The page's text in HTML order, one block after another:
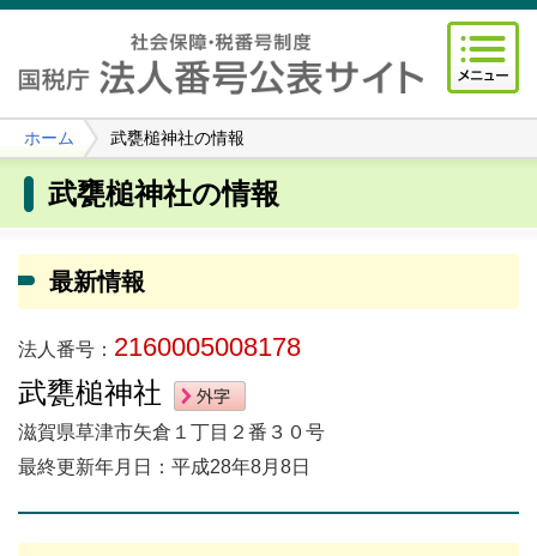
ホーム 武甕槌神社の情報
武甕槌神社の情報
最新情報
法人番号： 2160005008178
武甕槌神社
滋賀県草津市矢倉１丁目２番３０号
最終更新年月日：平成28年8月8日